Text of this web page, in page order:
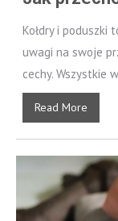
Kołdry i poduszki
uwagi na swoje
cechy. Wszystkie
Read More